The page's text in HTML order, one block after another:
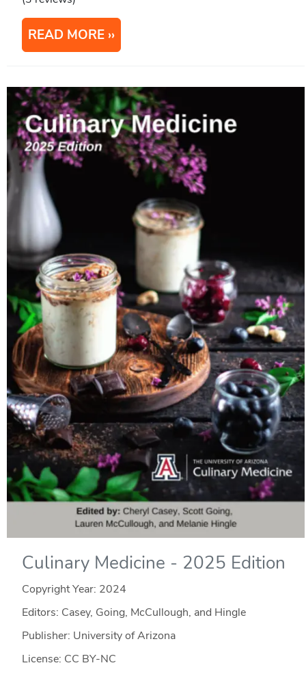
READ MORE
Culinary Medicine - 2025 Edition
Copyright Year: 2024
Editors: Casey, Going, McCullough, and Hingle
Publisher: University of Arizona
License: CC BY-NC